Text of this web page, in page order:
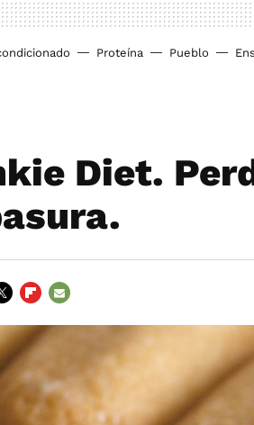
Proteína Pueblo
Diet.
MAIL